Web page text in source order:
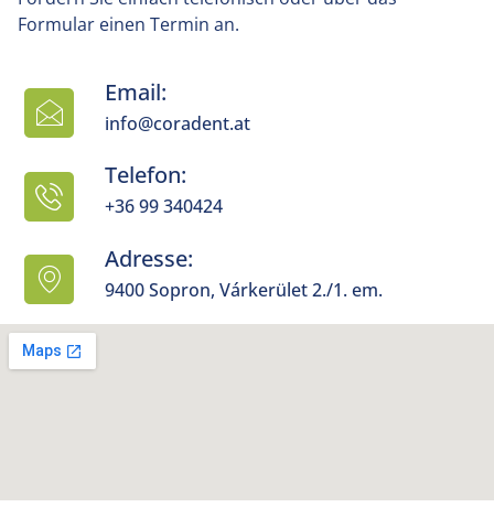
Formular einen Termin an.
Email:
info@coradent.at
Telefon:
+36 99 340424
Adresse:
9400 Sopron, Várkerület 2./1. em.